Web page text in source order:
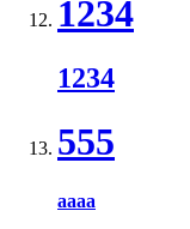
1234
1234
555
aaaa